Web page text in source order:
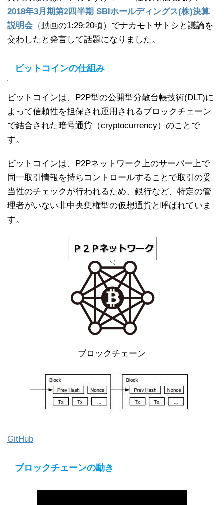
2018年3月期第2四半期 SBIホールディングス(株)決算
説明会 （動画の1:29:20頃）でナカモトサトシと議論を
交わしたと発言して話題になりました。
ビットコインの仕組み
ビットコインは、P2P型の公開型分散台帳技術(DLT)に
よって信頼性を担保され運用されるブロックチェーン
で結合された暗号通貨（cryptocurrency）のことで
す。
ビットコインは、P2Pネットワーク上のサーバー上で
同一取引情報を持ちコントロールすることで取引の妥
当性のチェックが行われるため、銀行など、特定の管
理者がいない非中央集権型の仮想通貨と呼ばれていま
す。
ブロックチェーン
GitHub
ブロックチェーンの動き